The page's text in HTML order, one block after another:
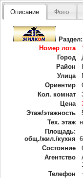
Описание Фото
Номер лота
Город
Район
Улица
Ориентир
Кол. комнат
Цена
Этаж/этажность
Тех. этаж
Площадь:
общ./жил./кухня
Состояние
Агентство
Телефон